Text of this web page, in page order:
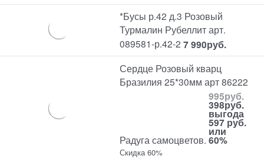
*Бусы р.42 д.3 Розовый
Турмалин Рубеллит арт.
089581-р.42-2 7 990руб.
Сердце Розовый кварц
Бразилия 25*30мм арт 86222
Радуга самоцветов.
995руб.
398руб.
выгода
597 руб.
или
60%
Скидка 60%